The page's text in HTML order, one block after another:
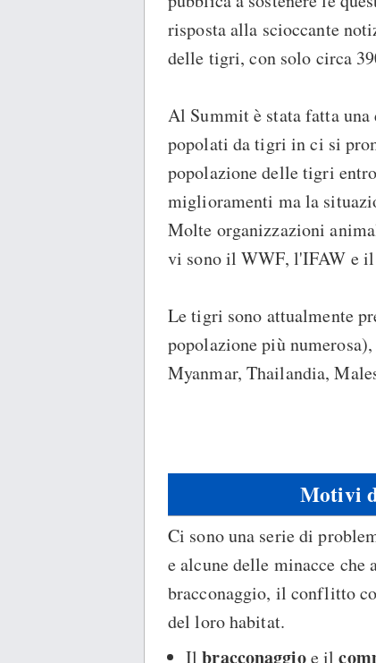
risposta alla scioccante
delle tigri, con solo circa
Al Summit è stata fatta
popolati da tigri in ci si
popolazione delle tigri
miglioramenti ma la
Molte organizzazioni
vi sono il WWF, l'IFAW e
Le tigri sono attualmente
popolazione più
Myanmar, Thailandia,
Motivi
Ci sono una serie di
e alcune delle minacce
bracconaggio, il conflitto
del loro habitat.
Ilbracconaggioe il